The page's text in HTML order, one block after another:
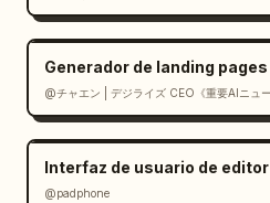
@チャエン | デジライズ CEO《重要AIニュー
@padphone